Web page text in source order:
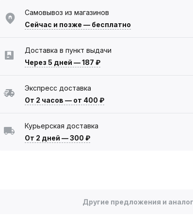
Самовывоз из магазинов
Сейчас и позже — бесплатно
Доставка в пункт выдачи
Через 5 дней —187 ₽
Экспресс доставка
От 2 часов — от 400 ₽
Курьерская доставка
От 2 дней —300 ₽
Другие предложения и